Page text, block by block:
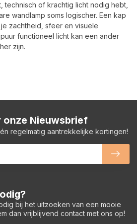
technisch of krachtig licht nodig hebt,
wandlamp soms logischer. Een kap
zachtheid, sfeer en visuele
functioneel licht kan een ander
zijn.
bij het uitzoeken van een mooie
dan vrijblijvend contact met ons op!
Nieuwsbrief
regelmatig aantrekkelijke kortingen!